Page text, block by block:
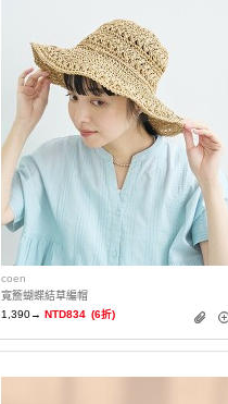
coen
寬簷蝴蝶結草編帽
1,390→ NTD834 (6折)